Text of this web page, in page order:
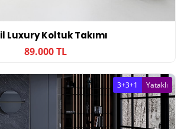
Luxury Koltuk Takımı
89.000 TL
3+3+1 Yataklı